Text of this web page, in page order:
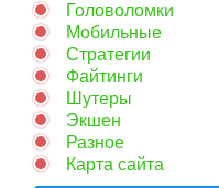
Головоломки
Мобильные
Стратегии
Файтинги
Шутеры
Экшен
Разное
Карта сайта